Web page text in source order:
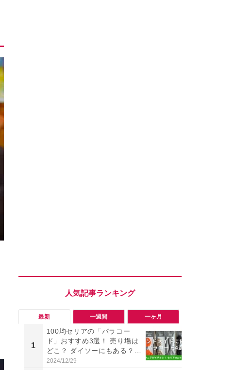
最新 一週間 一ヶ月
1
100均セリアの「パラコー
ド」おすすめ3選！ 売り場は
どこ？ ダイソーにもある？
色・長さ・太さも種類豊富
2024/12/29